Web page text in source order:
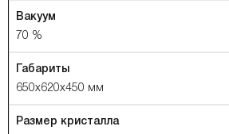
Вакуум
70 %
Габариты
650x620x450 мм
Размер кристалла